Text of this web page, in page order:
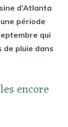
d’Atlanta
période
qui
pluie dans
encore